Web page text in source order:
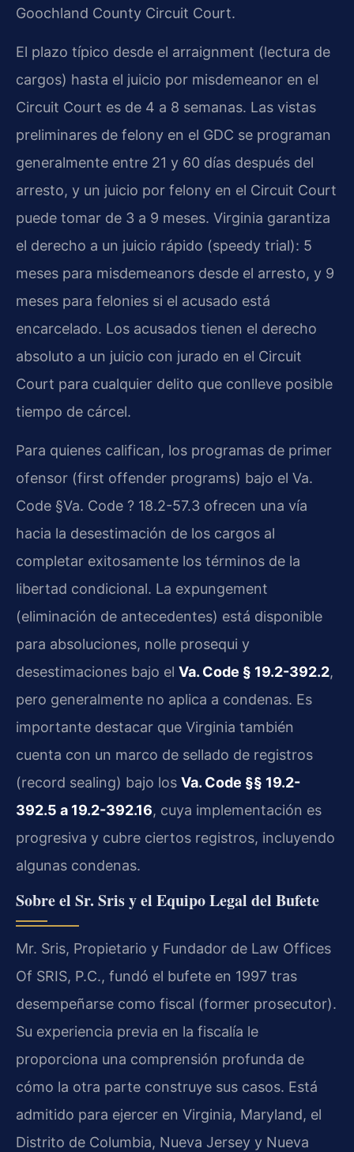
Goochland County Circuit Court.
El plazo típico desde el arraignment (lectura de
cargos) hasta el juicio por misdemeanor en el
Circuit Court es de 4 a 8 semanas. Las vistas
preliminares de felony en el GDC se programan
generalmente entre 21 y 60 días después del
arresto, y un juicio por felony en el Circuit Court
puede tomar de 3 a 9 meses. Virginia garantiza
el derecho a un juicio rápido (speedy trial): 5
meses para misdemeanors desde el arresto, y 9
meses para felonies si el acusado está
encarcelado. Los acusados tienen el derecho
absoluto a un juicio con jurado en el Circuit
Court para cualquier delito que conlleve posible
tiempo de cárcel.
Para quienes califican, los programas de primer
ofensor (first offender programs) bajo el Va.
Code §Va. Code ? 18.2-57.3 ofrecen una vía
hacia la desestimación de los cargos al
completar exitosamente los términos de la
libertad condicional. La expungement
(eliminación de antecedentes) está disponible
para absoluciones, nolle prosequi y
desestimaciones bajo el Va. Code § 19.2-392.2,
pero generalmente no aplica a condenas. Es
importante destacar que Virginia también
cuenta con un marco de sellado de registros
(record sealing) bajo los Va. Code §§ 19.2-
392.5 a 19.2-392.16, cuya implementación es
progresiva y cubre ciertos registros, incluyendo
algunas condenas.
Sobre el Sr. Sris y el Equipo Legal del Bufete
Mr. Sris, Propietario y Fundador de Law Offices
Of SRIS, P.C., fundó el bufete en 1997 tras
desempeñarse como fiscal (former prosecutor).
Su experiencia previa en la fiscalía le
proporciona una comprensión profunda de
cómo la otra parte construye sus casos. Está
admitido para ejercer en Virginia, Maryland, el
Distrito de Columbia, Nueva Jersey y Nueva